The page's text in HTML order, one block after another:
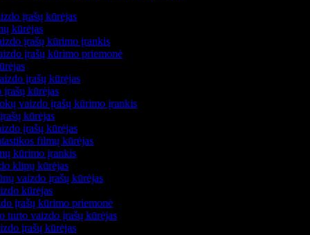
įrašų kūrėjas
kūrėjas
įrašų kūrimo įrankis
įrašų kūrimo priemonė
įrašų kūrėjas
įrašų kūrėjas
vaizdo įrašų kūrimo įrankis
kūrėjas
įrašų kūrėjas
filmų kūrėjas
kūrimo įrankis
klipų kūrėjas
vaizdo įrašų kūrėjas
kūrėjas
įrašų kūrimo priemonė
turto vaizdo įrašų kūrėjas
įrašų kūrėjas